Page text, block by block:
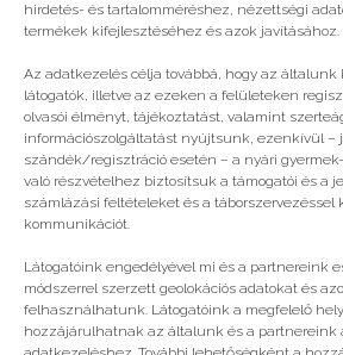
hirdetés- és tartalomméréshez, nézettségi
termékek kifejlesztéséhez és azok javításához.
Az adatkezelés célja továbbá, hogy az általunk
látogatók, illetve az ezeken a felületeken
olvasói élményt, tájékoztatást, valamint
információszolgáltatást nyújtsunk, ezenkívül –
szándék/regisztráció esetén – a nyári
való részvételhez biztosítsuk a támogatói és a
számlázási feltételeket és a táborszervezéssel
kommunikációt.
Látogatóink engedélyével mi és a partnereink
módszerrel szerzett geolokációs adatokat és
felhasználhatunk. Látogatóink a megfelelő
hozzájárulhatnak az általunk és a partnereink
Még több